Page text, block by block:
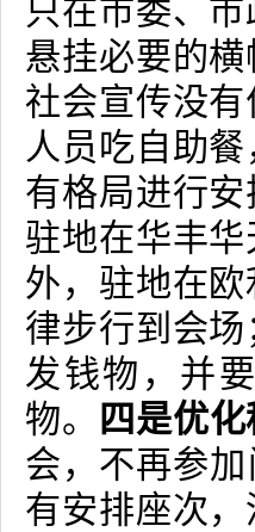
只在市委、
悬挂必要的
社会宣传没有
人员吃自助
有格局进行
驻地在华丰
外，驻地在
律步行到会
发钱物，并
物。
四是优化
会，不再参
有安排座次